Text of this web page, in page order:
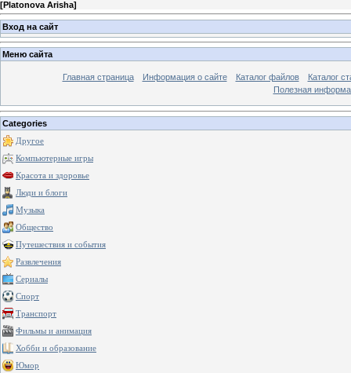
[Platonova Arisha]
Вход на сайт
Меню сайта
Главная страница Информация о сайте Каталог файлов
Каталог
Полезная
Categories
Другое
Компьютерные игры
Красота и здоровье
Люди и блоги
Музыка
Общество
Путешествия и события
Развлечения
Сериалы
Спорт
Транспорт
Фильмы и анимация
Хобби и образование
Юмор